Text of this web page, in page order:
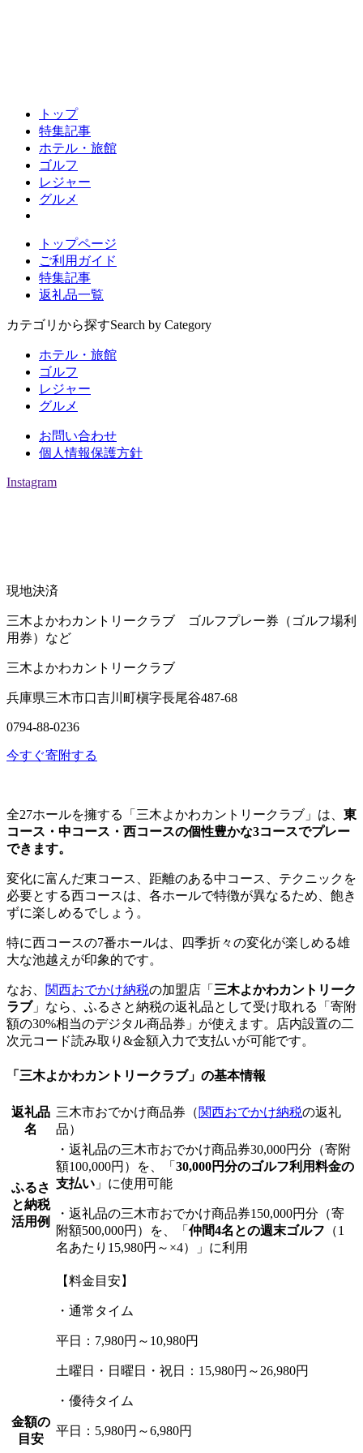
トップ
特集記事
ホテル・旅館
ゴルフ
レジャー
グルメ
トップページ
ご利用ガイド
特集記事
返礼品一覧
カテゴリから探すSearch by Category
ホテル・旅館
ゴルフ
レジャー
グルメ
お問い合わせ
個人情報保護方針
Instagram
現地決済
三木よかわカントリークラブ ゴルフプレー券（ゴルフ場利
用券）など
三木よかわカントリークラブ
兵庫県三木市口吉川町槇字長尾谷487-68
0794-88-0236
今すぐ寄附する
全27ホールを擁する「三木よかわカントリークラブ」は、 東
コース・中コース・西コースの個性豊かな3コースでプレー
できます。
変化に富んだ東コース、距離のある中コース、テクニックを
必要とする西コースは、各ホールで特徴が異なるため、飽き
ずに楽しめるでしょう。
特に西コースの7番ホールは、四季折々の変化が楽しめる雄
大な池越えが印象的です。
なお、 関西おでかけ納税の加盟店「 三木よかわカントリーク
ラブ」なら、ふるさと納税の返礼品として受け取れる「寄附
額の30%相当のデジタル商品券」が使えます。店内設置の二
次元コード読み取り&金額入力で支払いが可能です。
「三木よかわカントリークラブ」の基本情報
返礼品
名
三木市おでかけ商品券（関西おでかけ納税の返礼
品）
ふるさ
と納税
活用例
・返礼品の三木市おでかけ商品券30,000円分（寄附
額100,000円）を、「 30,000円分のゴルフ利用料金の
支払い 」に使用可能
・返礼品の三木市おでかけ商品券150,000円分（寄
附額500,000円）を、「 仲間4名との週末ゴルフ （1
名あたり15,980円～×4）」に利用
金額の
目安
【料金目安】
・通常タイム
平日：7,980円～10,980円
土曜日・日曜日・祝日：15,980円～26,980円
・優待タイム
平日：5,980円～6,980円